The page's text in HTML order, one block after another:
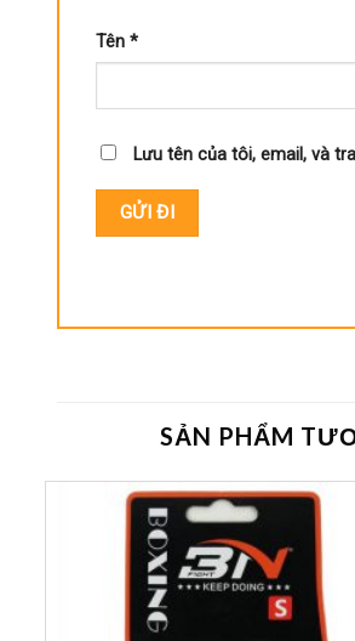
Tên *
Lưu tên của tôi, email, và
SẢN PHẨM